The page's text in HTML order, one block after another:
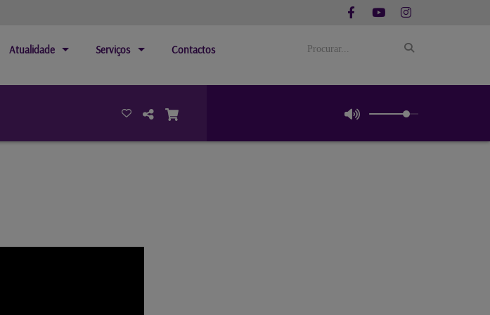
Atualidade Serviços Contactos